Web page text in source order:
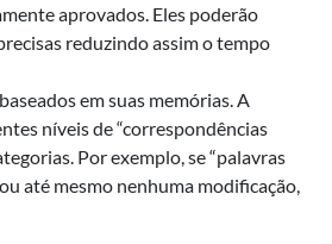
aprovados. Eles poderão
reduzindo assim o tempo
em suas memórias. A
níveis de “correspondências
Por exemplo, se “palavras
até mesmo nenhuma modificação,